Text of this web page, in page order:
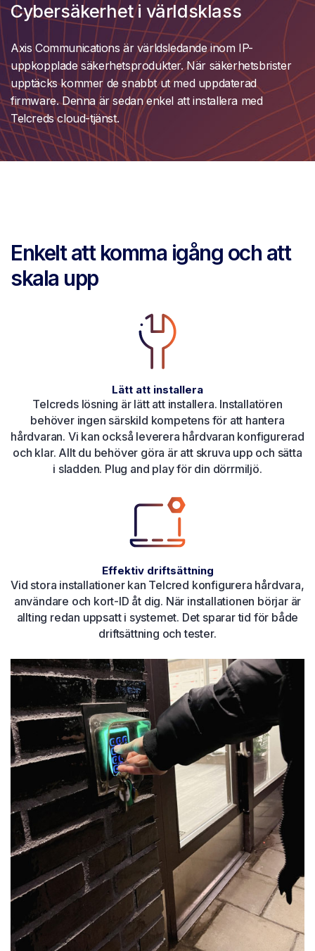
Cybersäkerhet i världsklass
Axis Communications är världsledande inom IP-
uppkopplade säkerhetsprodukter. När säkerhetsbrister
upptäcks kommer de snabbt ut med uppdaterad
firmware. Denna är sedan enkel att installera med
Telcreds cloud-tjänst.
Enkelt att komma igång och att
skala upp
Lätt att installera
Telcreds lösning är lätt att installera. Installatören
behöver ingen särskild kompetens för att hantera
hårdvaran. Vi kan också leverera hårdvaran konfigurerad
och klar. Allt du behöver göra är att skruva upp och sätta
i sladden. Plug and play för din dörrmiljö.
Effektiv driftsättning
Vid stora installationer kan Telcred konfigurera hårdvara,
användare och kort-ID åt dig. När installationen börjar är
allting redan uppsatt i systemet. Det sparar tid för både
driftsättning och tester.